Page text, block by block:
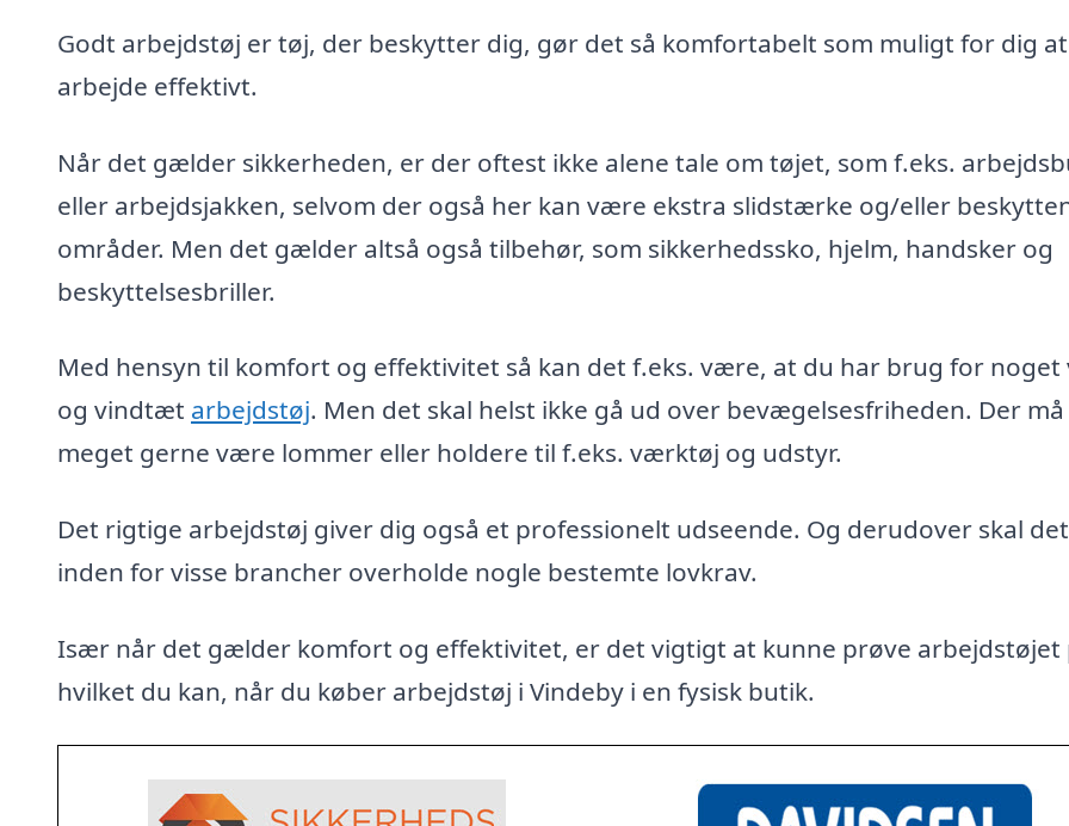
Godt arbejdstøj er tøj, der beskytter dig, gør det så komfortabelt som muligt for dig at
arbejde effektivt.
Når det gælder sikkerheden, er der oftest ikke alene tale om tøjet, som f.eks.
eller arbejdsjakken, selvom der også her kan være ekstra slidstærke og/eller
områder. Men det gælder altså også tilbehør, som sikkerhedssko, hjelm, handsker og
beskyttelsesbriller.
Med hensyn til komfort og effektivitet så kan det f.eks. være, at du har brug for noget
og vindtæt arbejdstøj. Men det skal helst ikke gå ud over bevægelsesfriheden. Der
meget gerne være lommer eller holdere til f.eks. værktøj og udstyr.
Det rigtige arbejdstøj giver dig også et professionelt udseende. Og derudover skal det
inden for visse brancher overholde nogle bestemte lovkrav.
Især når det gælder komfort og effektivitet, er det vigtigt at kunne prøve arbejdstøjet
hvilket du kan, når du køber arbejdstøj i Vindeby i en fysisk butik.